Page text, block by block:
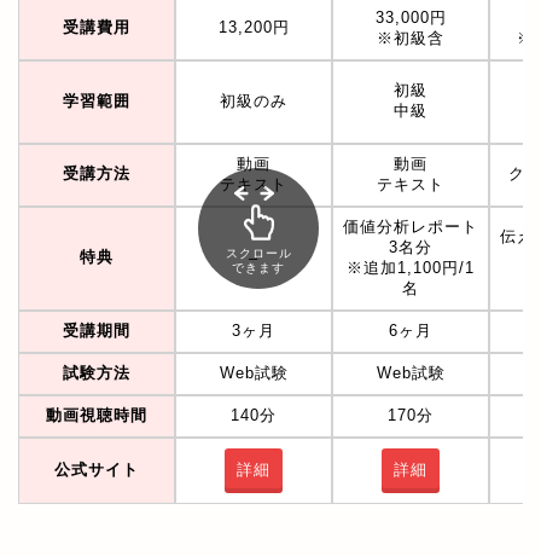
受講費用 13,200円
33,000円
※初級含
※
学習範囲 初級のみ
初級
中級
受講方法
動画
テキスト
動画
テキスト
ク
特典 –
価値分析レポート
3名分
※追加1,100円/1
名
伝え
受講期間 3ヶ月 6ヶ月
試験方法 Web試験 Web試験
動画視聴時間 140分 170分
公式サイト 詳細 詳細
スクロール
できます